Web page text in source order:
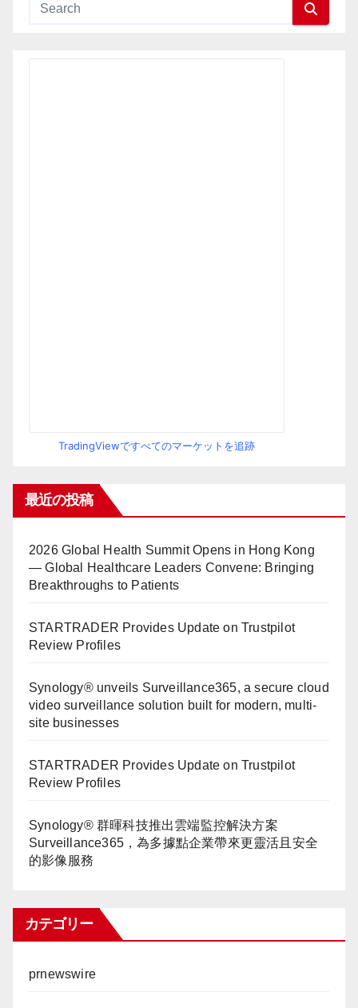
TradingViewですべてのマーケットを追跡
最近の投稿
2026 Global Health Summit Opens in Hong Kong
— Global Healthcare Leaders Convene: Bringing
Breakthroughs to Patients
STARTRADER Provides Update on Trustpilot
Review Profiles
Synology® unveils Surveillance365, a secure cloud
video surveillance solution built for modern, multi-
site businesses
STARTRADER Provides Update on Trustpilot
Review Profiles
Synology® 群暉科技推出雲端監控解決方案
Surveillance365，為多據點企業帶來更靈活且安全
的影像服務
カテゴリー
prnewswire